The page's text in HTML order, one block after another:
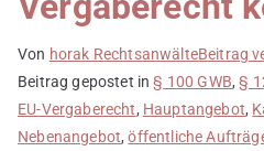
Von horak RechtsanwälteBeitrag
Beitrag gepostet in§ 100 GWB,§
EU-Vergaberecht, Hauptangebot,
Nebenangebot,öffentliche